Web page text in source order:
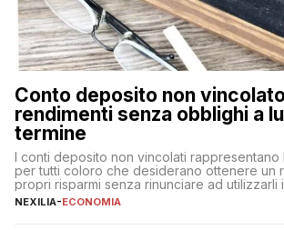
Conto deposito non
rendimenti senza obblighi a
termine
I conti deposito non vincolati rappresentano
per tutti coloro che desiderano ottenere un
propri risparmi senza rinunciare ad utilizzarli
necessità. A differenza delle forme vincolate
NEXILIA-ECONOMIA